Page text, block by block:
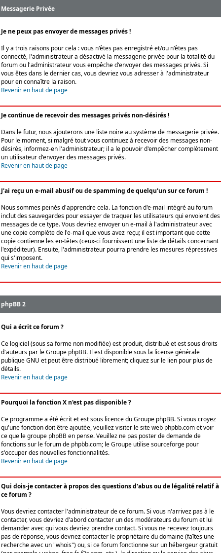
Messagerie Privée
Je ne peux pas envoyer de messages privés !
Il y a trois raisons pour cela : vous n'êtes pas enregistré et/ou n'êtes pas
connecté, l'administrateur a désactivé la messagerie privée pour la totalité du
forum ou l'administrateur vous empêche d'envoyer des messages privés. Si
vous êtes dans le dernier cas, vous devriez vous adresser à l'administrateur
pour en connaître la raison.
Revenir en haut de page
Je continue de recevoir des messages privés non-désirés !
Dans le futur, nous ajouterons une liste noire au système de messagerie privée.
Pour le moment, si malgré tout vous continuez à recevoir des messages non-
désirés, informez-en l'administrateur; il a le pouvoir d'empêcher complètement
un utilisateur d'envoyer des messages privés.
Revenir en haut de page
J'ai reçu un e-mail abusif ou de spamming de quelqu'un sur ce forum !
Nous sommes peinés d'apprendre cela. La fonction d'e-mail intégré au forum
inclut des sauvegardes pour essayer de traquer les utilisateurs qui envoient des
messages de ce type. Vous devriez envoyer un e-mail à l'administrateur avec
une copie complète de l'e-mail que vous avez reçu; il est important que cette
copie contienne les en-têtes (ceux-ci fournissent une liste de détails concernant
l'expéditeur). Ensuite, l'administrateur pourra prendre les mesures répressives
qui s'imposent.
Revenir en haut de page
phpBB 2
Qui a écrit ce forum ?
Ce logiciel (sous sa forme non modifiée) est produit, distribué et est sous droits
d'auteurs par leGroupe phpBB. Il est disponible sous la license générale
publique GNU et peut être distribué librement; cliquez sur le lien pour plus de
détails.
Revenir en haut de page
Pourquoi la fonction X n'est pas disponible ?
Ce programme a été écrit et est sous licence du Groupe phpBB. Si vous croyez
qu'une fonction doit être ajoutée, veuillez visiter le site web phpbb.com et voir
ce que le groupe phpBB en pense. Veuillez ne pas poster de demande de
fonctions sur le forum de phpbb.com; le Groupe utilise sourceforge pour
s'occuper des nouvelles fonctionnalités.
Revenir en haut de page
Qui dois-je contacter à propos des questions d'abus ou de légalité relatif à
ce forum ?
Vous devriez contacter l'administrateur de ce forum. Si vous n'arrivez pas à le
contacter, vous devriez d'abord contacter un des modérateurs du forum et lui
demander avec qui vous devriez prendre contact. Si vous ne recevez toujours
pas de réponse, vous devriez contacter le propriétaire du domaine (faîtes une
recherche avec un "whois") ou, si ce forum fonctionne sur un hébergeur gratuit